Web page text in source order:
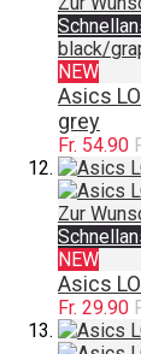
black/
NEW
Asics
grey
Fr. 54.90
Zur
NEW
Asics
Fr. 29.90